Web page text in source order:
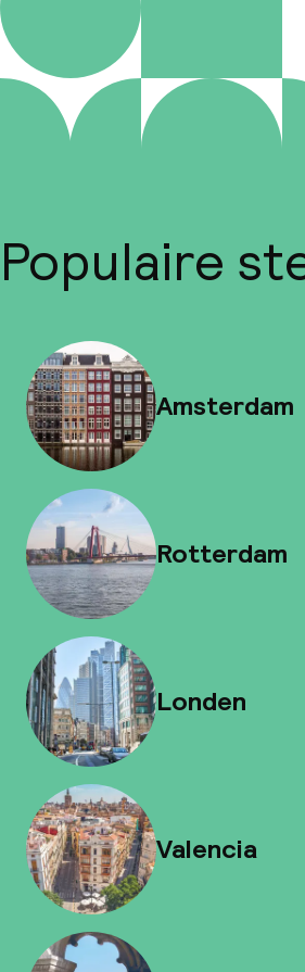
Populaire
Amsterdam
Rotterdam
Londen
Valencia